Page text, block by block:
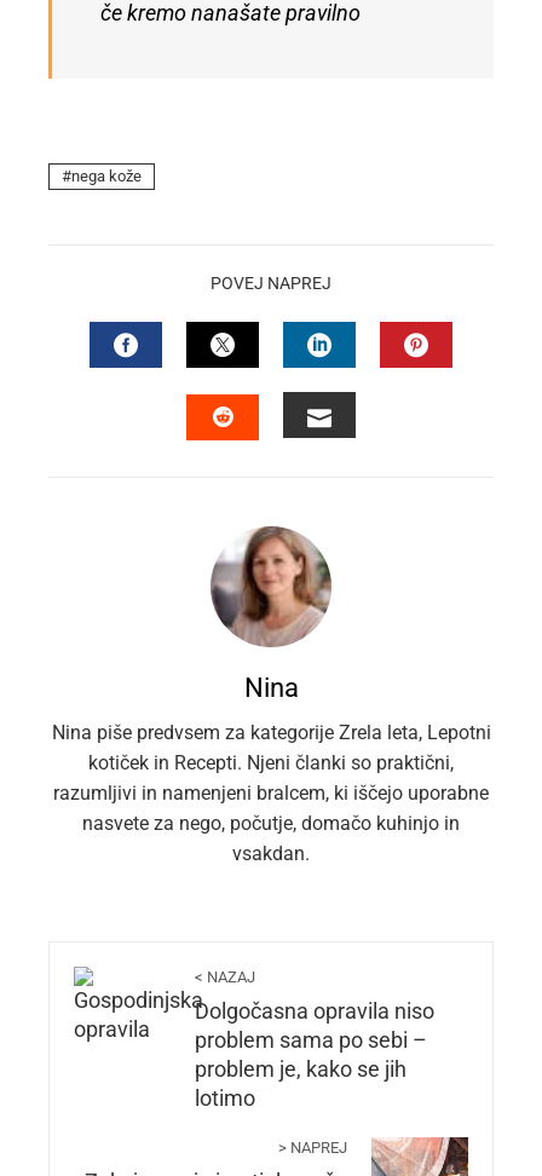
če kremo nanašate pravilno
nega kože
POVEJ NAPREJ
FACEBOOKTWITTERLINKEDIN
Nina
Nina piše predvsem za kategorije Zrela leta, Lepotni
kotiček in Recepti. Njeni članki so praktični,
razumljivi in namenjeni bralcem, ki iščejo uporabne
nasvete za nego, počutje, domačo kuhinjo in
vsakdan.
< NAZAJ
Dolgočasna opravila niso
problem sama po sebi –
problem je, kako se jih
lotimo
> NAPREJ